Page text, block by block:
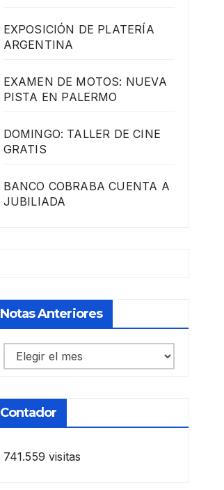
EXPOSICIÓN DE PLATERÍA
ARGENTINA
EXAMEN DE MOTOS: NUEVA
PISTA EN PALERMO
DOMINGO: TALLER DE CINE
GRATIS
BANCO COBRABA CUENTA A
JUBILIADA
Notas Anteriores
Notas
anteriores
Contador
741.559 visitas